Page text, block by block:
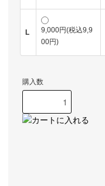
L
9,000円(税込9,9
00円)
購入数